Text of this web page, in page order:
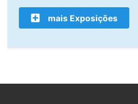
mais Exposições